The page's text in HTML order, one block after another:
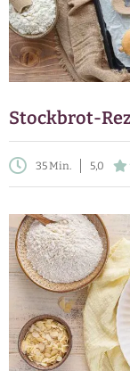
Stockbrot-
35 Min. 5,0